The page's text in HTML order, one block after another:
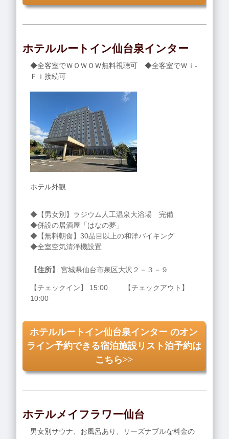
ホテルルートイン仙台泉インター
◆全客室でＷＯＷＯＷ無料視聴可 ◆全客室でＷｉ-
Ｆｉ接続可
ホテル外観
◆【男女別】ラジウム人工温泉大浴場 完備
◆併設の居酒屋「はなの夢」
◆【無料朝食】30品目以上の和洋バイキング
◆全室空気清浄機設置
【住所】 宮城県仙台市泉区大沢２－３－９
【チェックイン】 15:00 【チェックアウト】
10:00
ホテルルートイン仙台泉インター のオン
ライン予約できる宿泊施設リスト泊予約は
こちら>>
ホテルメイフラワー仙台
男女別サウナ、お風呂あり、リーズナブルな料金の